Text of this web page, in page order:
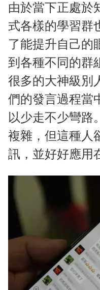
由於當下正處於
式各樣的學習群
了能提升自己的
到各種不同的群
很多的大神級別
們的發言過程當
以少走不少彎路
複雜，但這種人
訊，並好好應用